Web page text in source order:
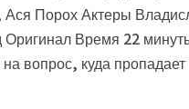
Ася Порох Актеры
Время 22
вопрос, куда пропадает